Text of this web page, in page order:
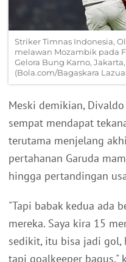
Striker Timnas Indonesia,
melawan Mozambik pada
Gelora Bung Karno, Jakarta,
(Bola.com/Bagaskara
Meski demikian,
sempat mendapat
terutama menjelang
pertahanan Garuda
hingga pertandingan
"Tapi babak kedua ada
mereka. Saya kira 15
sedikit, itu bisa jadi gol,
tapi goalkeeper bagus,"